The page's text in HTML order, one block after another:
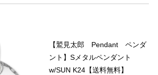
【鷲見太郎 Pendant ペンダ
ント】Sメタルペンダント
w/SUN K24【送料無料】